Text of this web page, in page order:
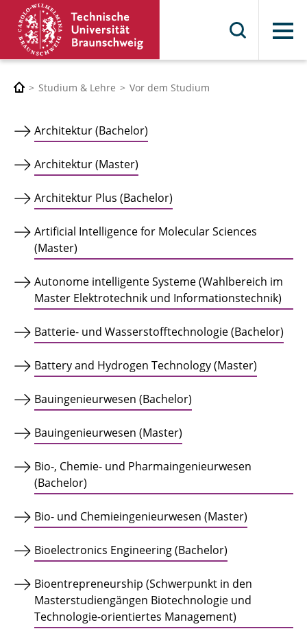
Menü
Studium & Lehre Vor dem Studium
Architektur (Bachelor)
Architektur (Master)
Architektur Plus (Bachelor)
Artificial Intelligence for Molecular Sciences
(Master)
Autonome intelligente Systeme (Wahlbereich im
Master Elektrotechnik und Informationstechnik)
Batterie- und Wasserstofftechnologie (Bachelor)
Battery and Hydrogen Technology (Master)
Bauingenieurwesen (Bachelor)
Bauingenieurwesen (Master)
Bio-, Chemie- und Pharmaingenieurwesen
(Bachelor)
Bio- und Chemieingenieurwesen (Master)
Bioelectronics Engineering (Bachelor)
Bioentrepreneurship (Schwerpunkt in den
Masterstudiengängen Biotechnologie und
Technologie-orientiertes Management)